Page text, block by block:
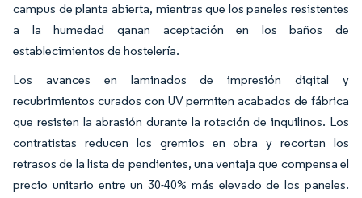
campus de planta abierta, mientras que los paneles resistentes
a la humedad ganan aceptación en los baños de
establecimientos de hostelería.
Los avances en laminados de impresión digital y
recubrimientos curados con UV permiten acabados de fábrica
que resisten la abrasión durante la rotación de inquilinos. Los
contratistas reducen los gremios en obra y recortan los
retrasos de la lista de pendientes, una ventaja que compensa el
precio unitario entre un 30-40% más elevado de los paneles.